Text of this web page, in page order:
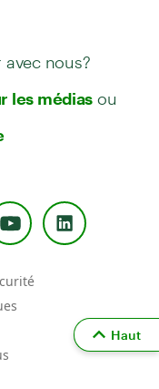
nous?
les médias ou
Haut